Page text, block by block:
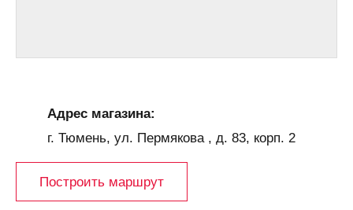
Адрес магазина:
г. Тюмень, ул. Пермякова , д. 83, корп. 2
Построить маршрут